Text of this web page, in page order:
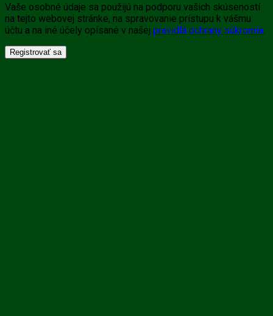
Vaše osobné údaje sa použijú na podporu vašich skúseností
na tejto webovej stránke, na spravovanie prístupu k vášmu
účtu a na iné účely opísané v našej pravidlá ochrany súkromia.
Registrovať sa